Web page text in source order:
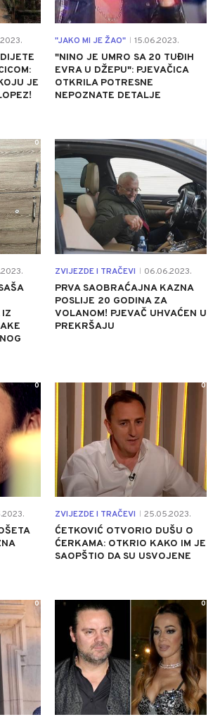
JE
"JAKO MI JE ŽAO" 15.06.2023.
"NINO JE UMRO SA 20 TUĐIH
EVRA U DŽEPU": PJEVAČICA
OTKRILA POTRESNE
NEPOZNATE DETALJE
0
ZVIJEZDE I TRAČEVI 06.06.2023.
PRVA SAOBRAĆAJNA KAZNA
POSLIJE 20 GODINA ZA
VOLANOM! PJEVAČ UHVAĆEN U
PREKRŠAJU
0
ZVIJEZDE I TRAČEVI 25.05.2023.
ĆETKOVIĆ OTVORIO DUŠU O
ĆERKAMA: OTKRIO KAKO IM JE
SAOPŠTIO DA SU USVOJENE
0
0 0